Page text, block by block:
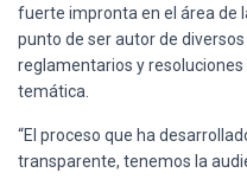
fuerte impronta en el área de
punto de ser autor de
reglamentarios y
temática.
“El proceso que ha
transparente, tenemos la